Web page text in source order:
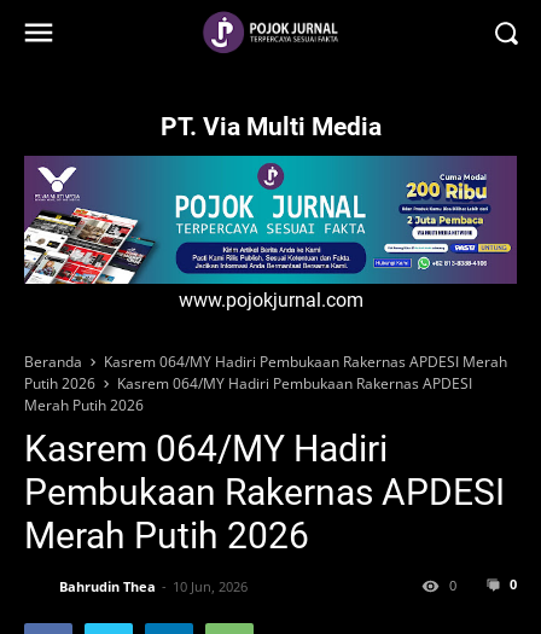
PT. Via Multi Media
www.pojokjurnal.com
Beranda
Kasrem 064/MY Hadiri Pembukaan Rakernas APDESI Merah
Putih 2026
Kasrem 064/MY Hadiri Pembukaan Rakernas APDESI
Merah Putih 2026
Kasrem 064/MY Hadiri
Pembukaan Rakernas APDESI
Merah Putih 2026
Bahrudin Thea 10 Jun, 2026 0
0